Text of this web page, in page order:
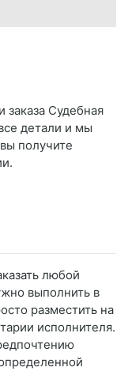
заказа Судебная
детали и мы
получите
любой
выполнить в
разместить на
исполнителя.